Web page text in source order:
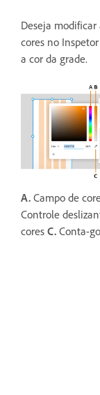
Deseja modificar
cores no
a cor da grade.
A. Campo de
Controle
cores C. Conta-